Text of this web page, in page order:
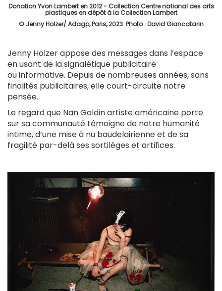
Donation Yvon Lambert en 2012 - Collection Centre national des arts
plastiques en dépôt à la Collection Lambert
© Jenny Holzer/ Adagp, Paris, 2023. Photo : David Giancatarin
Jenny Holzer appose des messages dans l’espace
en usant de la signalétique publicitaire
ou informative. Depuis de nombreuses années, sans
finalités publicitaires, elle court-circuite notre
pensée.
Le regard que Nan Goldin artiste américaine porte
sur sa communauté témoigne de notre humanité
intime, d’une mise à nu baudelairienne et de sa
fragilité par-delà ses sortilèges et artifices.